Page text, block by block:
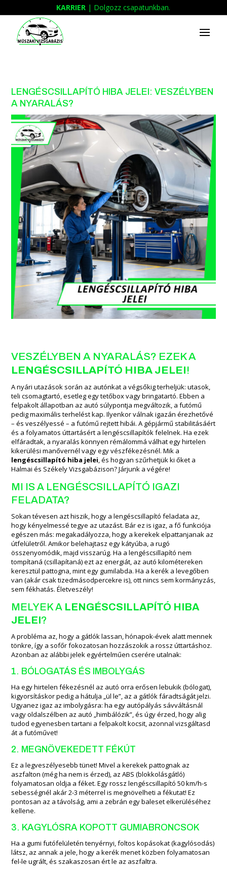
KARRIER | Dolgozz csapatunkban.
LENGÉSCSILLAPÍTÓ HIBA JELEI: VESZÉLYBEN
A NYARALÁS?
VESZÉLYBEN A NYARALÁS? EZEK A
LENGÉSCSILLAPÍTÓ HIBA JELEI!
A nyári utazások során az autónkat a végsőkig terheljük: utasok,
teli csomagtartó, esetleg egy tetőbox vagy bringatartó. Ebben a
felpakolt állapotban az autó súlypontja megváltozik, a futómű
pedig maximális terhelést kap. Ilyenkor válnak igazán érezhetővé
– és veszélyessé – a futómű rejtett hibái. A gépjármű stabilitásáért
és a folyamatos úttartásért a lengéscsillapítók felelnek. Ha ezek
elfáradtak, a nyaralás könnyen rémálommá válhat egy hirtelen
kikerülési manővernél vagy egy vészfékezésnél. Mik a
lengéscsillapító hiba jelei, és hogyan szűrhetjük ki őket a
Halmai és Székely Vizsgabázison? Járjunk a végére!
MI IS A LENGÉSCSILLAPÍTÓ IGAZI
FELADATA?
Sokan tévesen azt hiszik, hogy a lengéscsillapító feladata az,
hogy kényelmessé tegye az utazást. Bár ez is igaz, a fő funkciója
egészen más: megakadályozza, hogy a kerekek elpattanjanak az
útfelületről. Amikor belehajtasz egy kátyúba, a rugó
összenyomódik, majd visszarúg. Ha a lengéscsillapító nem
tompítaná (csillapítaná) ezt az energiát, az autó kilométereken
keresztül pattogna, mint egy gumilabda. Ha a kerék a levegőben
van (akár csak tizedmásodpercekre is), ott nincs sem kormányzás,
sem fékhatás. Életveszély!
MELYEK A LENGÉSCSILLAPÍTÓ HIBA
JELEI?
A probléma az, hogy a gátlók lassan, hónapok-évek alatt mennek
tönkre, így a sofőr fokozatosan hozzászokik a rossz úttartáshoz.
Azonban az alábbi jelek egyértelműen cserére utalnak:
1. BÓLOGATÁS ÉS IMBOLYGÁS
Ha egy hirtelen fékezésnél az autó orra erősen lebukik (bólogat),
kigyorsításkor pedig a hátulja „ül le”, az a gátlók fáradtságát jelzi.
Ugyanez igaz az imbolygásra: ha egy autópályás sávváltásnál
vagy oldalszélben az autó „himbálózik”, és úgy érzed, hogy alig
tudod egyenesben tartani a felpakolt kocsit, azonnal vizsgáltasd
át a futóművet!
2. MEGNÖVEKEDETT FÉKÚT
Ez a legveszélyesebb tünet! Mivel a kerekek pattognak az
aszfalton (még ha nem is érzed), az ABS (blokkolásgátló)
folyamatosan oldja a féket. Egy rossz lengéscsillapító 50 km/h-s
sebességnél akár 2-3 méterrel is megnövelheti a fékutat! Ez
pontosan az a távolság, ami a zebrán egy baleset elkerüléséhez
kellene.
3. KAGYLÓSRA KOPOTT GUMIABRONCSOK
Ha a gumi futófelületén tenyérnyi, foltos kopásokat (kagylósodás)
látsz, az annak a jele, hogy a kerék menet közben folyamatosan
fel-le ugrált, és szakaszosan ért le az aszfaltra.